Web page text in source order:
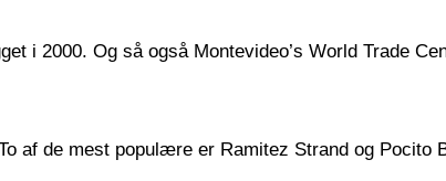
i 2000. Og så også Montevideo’s World Trade
af de mest populære er Ramitez Strand og Pocito